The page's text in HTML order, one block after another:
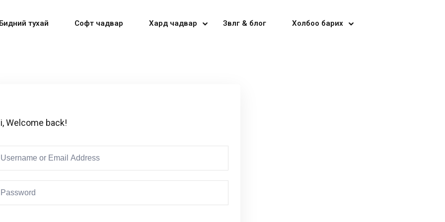
тухай Софт чадвар Хард чадвар Зөвлөгөө & блог Холбоо барих
Welcome back!
Don’t have an account?Sign up